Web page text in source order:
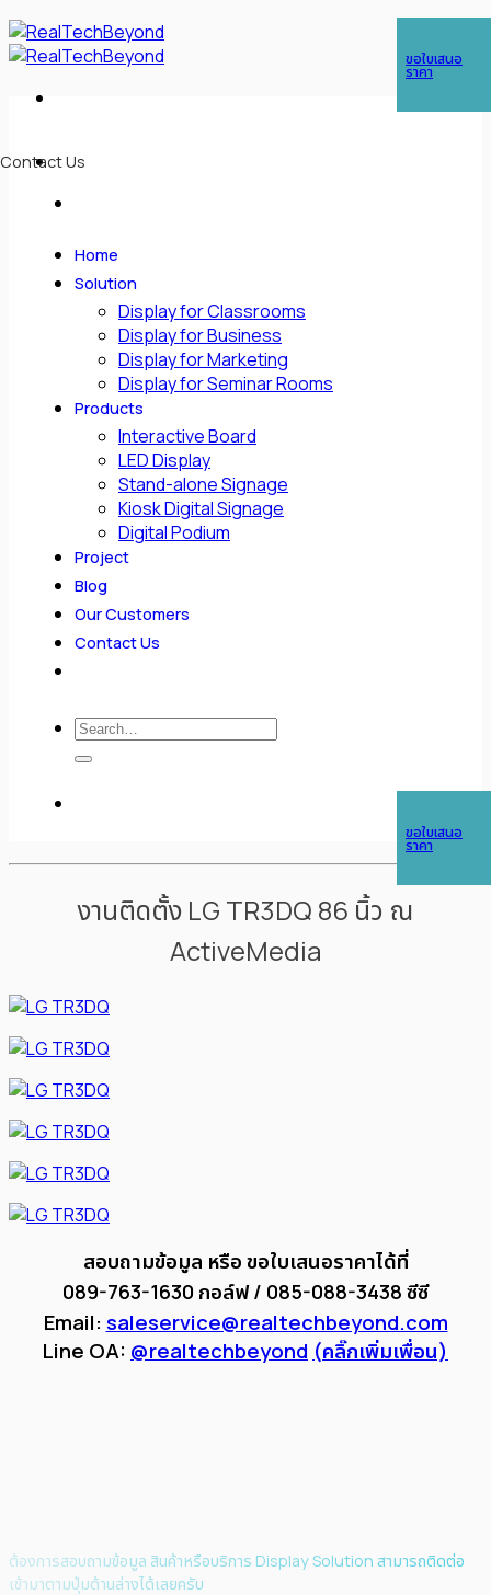
ในกรณีต้องการติดต่อด่วน สามารถติดต่อได้ที่เบอร์
โทร :085-088-3438(คุณซีซี)
Skip
to
content
ขอใบเสนอ
ราคา
Contact Us
Home
Solution
Display for Classrooms
Display for Business
Display for Marketing
Display for Seminar Rooms
Products
Interactive Board
LED Display
Stand-alone Signage
Kiosk Digital Signage
Digital Podium
Project
Blog
Our Customers
Contact Us
Search
for:
ขอใบเสนอ
ราคา
งานติดตั้ง LG TR3DQ 86 นิ้ว ณ
ActiveMedia
สอบถามข้อมูล หรือ ขอใบเสนอราคาได้ที่
089-763-1630 กอล์ฟ / 085-088-3438 ซีซี
Email: saleservice@realtechbeyond.com
Line OA: @realtechbeyond (คลิ๊กเพิ่มเพื่อน)
ต้องการสอบถามข้อมูล สินค้าหรือบริการ Display Solution สามารถติดต่อ
เข้ามาตามปุ่มด้านล่างได้เลยครับ